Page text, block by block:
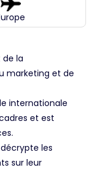
la
marketing et de
internationale
et est
les
sur leur